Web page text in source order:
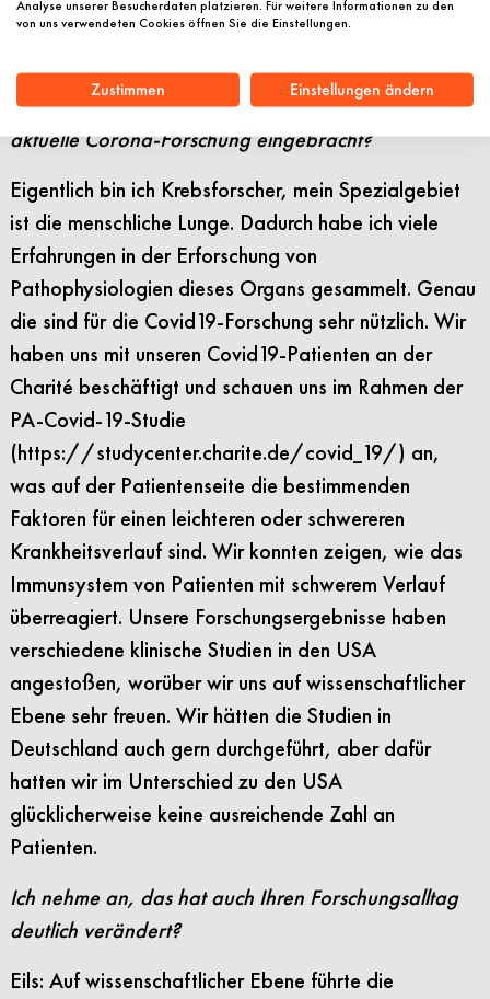
Pandemie bei mir zu einer akuten inhaltlichen
Das ist interessant. Wo genau haben Sie sich in die
aktuelle Corona-Forschung eingebracht?
Eigentlich bin ich Krebsforscher, mein Spezialgebiet
ist die menschliche Lunge. Dadurch habe ich viele
Erfahrungen in der Erforschung von
Pathophysiologien dieses Organs gesammelt. Genau
die sind für die Covid19-Forschung sehr nützlich. Wir
haben uns mit unseren Covid19-Patienten an der
Charité beschäftigt und schauen uns im Rahmen der
PA-Covid-19-Studie
(https://studycenter.charite.de/covid_19/) an,
was auf der Patientenseite die bestimmenden
Faktoren für einen leichteren oder schwereren
Krankheitsverlauf sind. Wir konnten zeigen, wie das
Immunsystem von Patienten mit schwerem Verlauf
überreagiert. Unsere Forschungsergebnisse haben
verschiedene klinische Studien in den USA
angestoßen, worüber wir uns auf wissenschaftlicher
Ebene sehr freuen. Wir hätten die Studien in
Deutschland auch gern durchgeführt, aber dafür
hatten wir im Unterschied zu den USA
glücklicherweise keine ausreichende Zahl an
Patienten.
Ich nehme an, das hat auch Ihren Forschungsalltag
deutlich verändert?
Eils: Auf wissenschaftlicher Ebene führte die
Analyse unserer Besucherdaten platzieren. Für weitere Informationen zu den
von uns verwendeten Cookies öffnen Sie die Einstellungen.
Zustimmen Einstellungen ändern